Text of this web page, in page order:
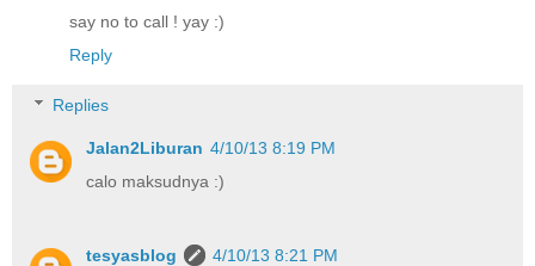
say no to call ! yay :)
Reply
Replies
Jalan2Liburan 4/10/13 8:19 PM
calo maksudnya :)
tesyasblog
4/10/13 8:21 PM